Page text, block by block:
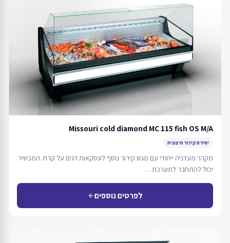
Missouri cold diamond MC 115 fish OS M/A
יחידת קירור חיצונית
מקרר מעדניה ייחודי עם מגש קירור נוסף לעסקאות דגים על קרח. המכשיר
יכול להתחבר למערכת…
לפרטים נוספיםarrow_back